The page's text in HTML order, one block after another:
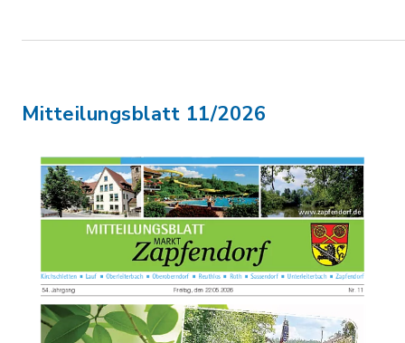
Mitteilungsblatt 11/2026